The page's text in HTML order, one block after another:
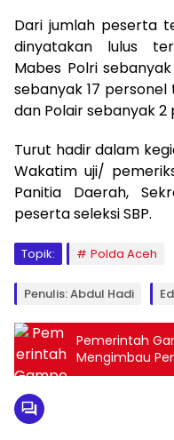
Dari jumlah peserta
dinyatakan lulus
Mabes Polri
sebanyak 17
dan Polair sebanyak 2
Turut hadir dalam
Wakatim uji/
Panitia Daerah,
peserta seleksi SBP.
Topik: Polda Aceh
Penulis: Abdul Hadi
Pemerintah
Mengimbau
dibadan Jalan